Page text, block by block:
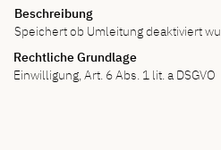
Beschreibung
Speichert ob Umleitung deaktiviert
Rechtliche Grundlage
Einwilligung, Art. 6 Abs. 1 lit. a DSGVO